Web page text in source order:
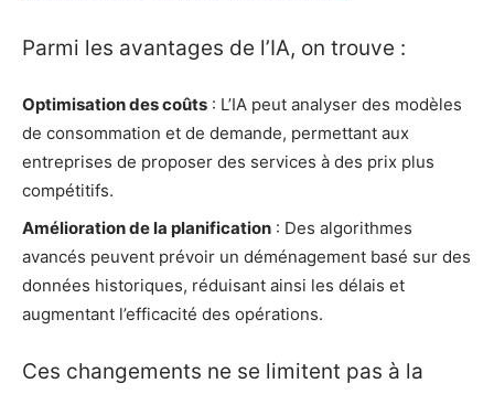
Parmi les avantages de l’IA, on trouve :
Optimisation des coûts : L’IA peut analyser des modèles
de consommation et de demande, permettant aux
entreprises de proposer des services à des prix plus
compétitifs.
Amélioration de la planification : Des algorithmes
avancés peuvent prévoir un déménagement basé sur des
données historiques, réduisant ainsi les délais et
augmentant l’efficacité des opérations.
Ces changements ne se limitent pas à la